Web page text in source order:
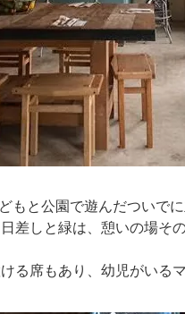
もと公園で遊んだついで
差しと緑は、憩いの場その
る席もあり、幼児がいる